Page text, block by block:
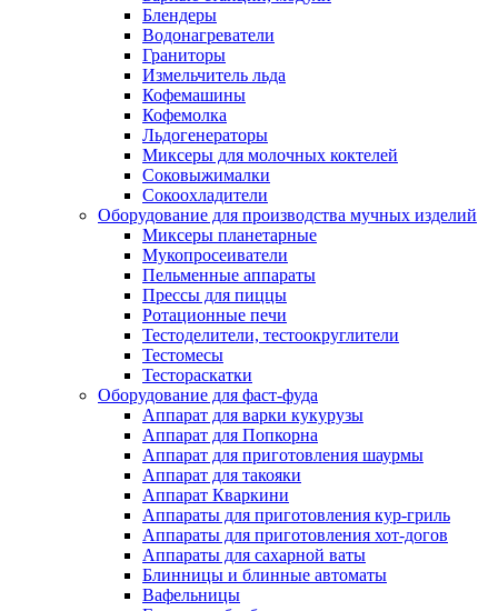
Блендеры
Водонагреватели
Граниторы
Измельчитель льда
Кофемашины
Кофемолка
Льдогенераторы
Миксеры для молочных коктелей
Соковыжималки
Сокоохладители
Оборудование для производства мучных изделий
Миксеры планетарные
Мукопросеиватели
Пельменные аппараты
Прессы для пиццы
Ротационные печи
Тестоделители, тестоокруглители
Тестомесы
Тестораскатки
Оборудование для фаст-фуда
Аппарат для варки кукурузы
Аппарат для Попкорна
Аппарат для приготовления шаурмы
Аппарат для такояки
Аппарат Кваркини
Аппараты для приготовления кур-гриль
Аппараты для приготовления хот-догов
Аппараты для сахарной ваты
Блинницы и блинные автоматы
Вафельницы